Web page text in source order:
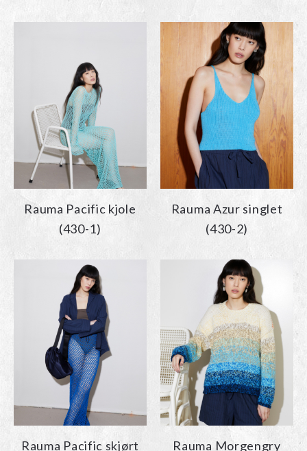
Rauma Pacific kjole
(430-1)
Rauma Azur singlet
(430-2)
Rauma Pacific skjørt Rauma Morgengry